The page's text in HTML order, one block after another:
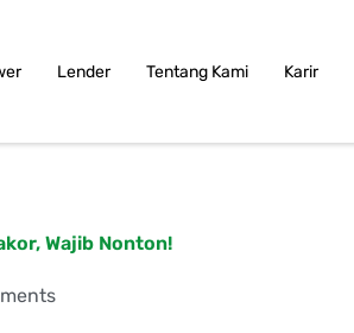
Lender Tentang Kami Karir
Wajib Nonton!